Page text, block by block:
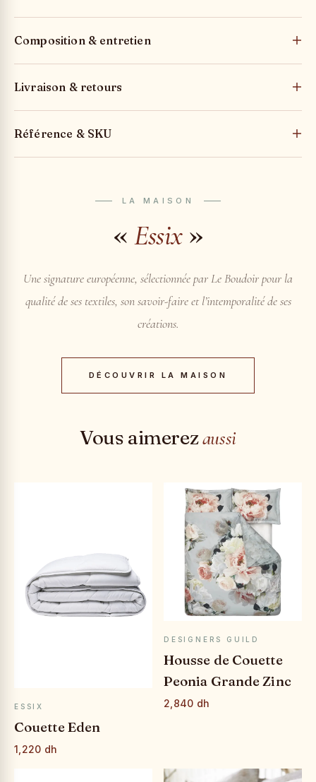
Composition & entretien
Livraison & retours
Référence & SKU
LA MAISON
« Essix»
Une signature européenne, sélectionnée par Le Boudoir pour la
qualité de ses textiles, son savoir-faire et l’intemporalité de ses
créations.
DÉCOUVRIR LA MAISON
Vous aimerezaussi
APERÇU RAPIDE
ESSIX
Couette Eden
1,220 dh
APERÇU RAPIDE
DESIGNERS GUILD
Housse de Couette
Peonia Grande Zinc
2,840 dh